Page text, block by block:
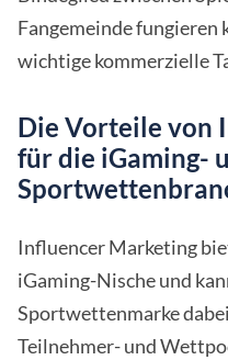
Fangemeinde fungieren
wichtige kommerzielle
Die Vorteile von
für die iGaming-
Influencer Marketing
iGaming-Nische und
Sportwettenmarke
Teilnehmer- und